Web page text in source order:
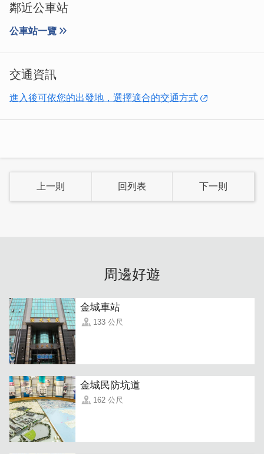
琳、也沒有添加泡打粉等添加物，就靠牛奶跟麵粉、雞蛋製
店裡還有隱藏版甜點「千層蛋塔」，層層酥脆的口感與濃郁
鄰近公車站
公車站一覽
交通資訊
進入後可依您的出發地，選擇適合的交通方式
上一則 回列表 下一則
周邊好遊
金城車站
133 公尺
金城民防坑道
162 公尺